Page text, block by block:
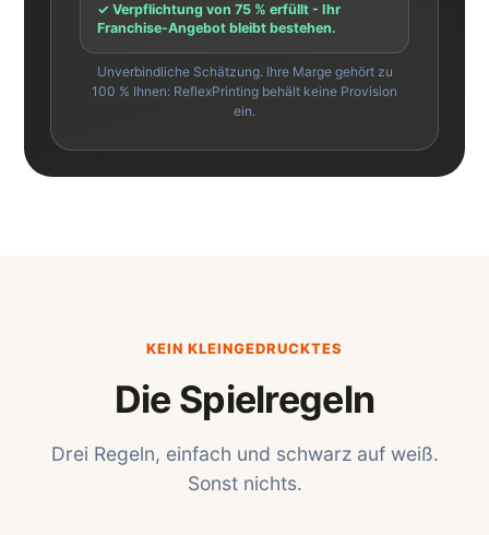
✓ Verpflichtung von 75 % erfüllt - Ihr
Franchise-Angebot bleibt bestehen.
Unverbindliche Schätzung. Ihre Marge gehört zu
100 % Ihnen: ReflexPrinting behält keine Provision
ein.
KEIN KLEINGEDRUCKTES
Die Spielregeln
Drei Regeln, einfach und schwarz auf weiß.
Sonst nichts.